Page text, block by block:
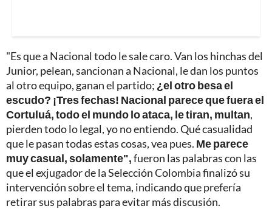
"Es que a Nacional todo le sale caro. Van los hinchas del
Junior, pelean, sancionan a Nacional, le dan los puntos
al otro equipo, ganan el partido; ¿el otro besa el
escudo? ¡Tres fechas! Nacional parece que fuera el
Cortuluá, todo el mundo lo ataca, le tiran, multan,
pierden todo lo legal, yo no entiendo. Qué casualidad
que le pasan todas estas cosas, vea pues. Me parece
muy casual, solamente",fueron las palabras con las
que el exjugador de la Selección Colombia finalizó su
intervención sobre el tema, indicando que prefería
retirar sus palabras para evitar más discusión.